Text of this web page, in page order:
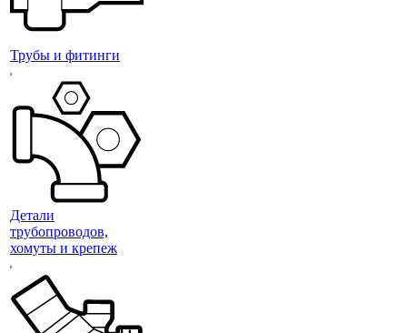
Трубы и фитинги
Детали
трубопроводов,
хомуты и крепеж